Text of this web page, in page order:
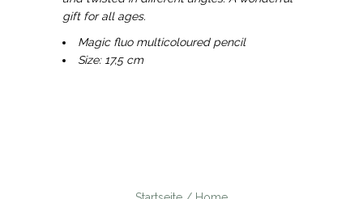
gift for all ages.
Magic fluo multicoloured pencil
Size: 17,5 cm